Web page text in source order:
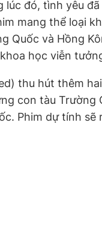
đó, tình yêu
mang thể loại
Quốc và Hồng
học viễn
thu hút thêm
con tàu
Phim dự tính